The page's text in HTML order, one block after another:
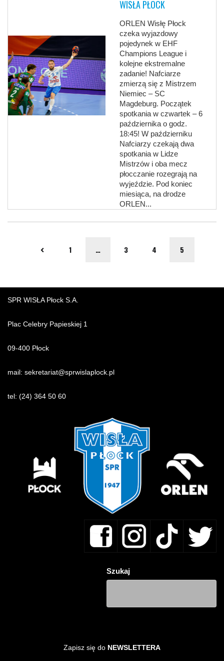
WISŁA PŁOCK
ORLEN Wisłę Płock
czeka wyjazdowy
pojedynek w EHF
Champions League i
kolejne ekstremalne
zadanie! Nafciarze
zmierzą się z Mistrzem
Niemiec – SC
Magdeburg. Początek
spotkania w czwartek – 6
października o godz.
18:45! W październiku
Nafciarzy czekają dwa
spotkania w Lidze
Mistrzów i oba mecz
płocczanie rozegrają na
wyjeździe. Pod koniec
miesiąca, na drodze
ORLEN...
1 … 3 4 5
SPR WISŁA Płock S.A.
Plac Celebry Papieskiej 1
09-400 Płock
mail: sekretariat@sprwislaplock.pl
tel: (24) 364 50 60
Szukaj
Zapisz się do NEWSLETTERA